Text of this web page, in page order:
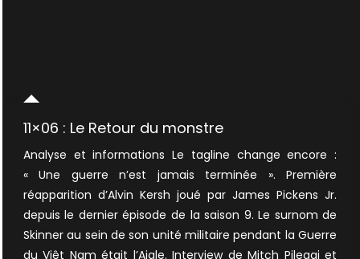
11×06 : Le Retour du monstre
Analyse et informations Le tagline change encore :
« Une guerre n’est jamais terminée ». Première
réapparition d’Alvin Kersh joué par James Pickens Jr.
depuis le dernier épisode de la saison 9. Le surnom de
Skinner au sein de son unité militaire pendant la Guerre
du Viêt Nam était l’Aigle. Interview de Mitch Pileggi et